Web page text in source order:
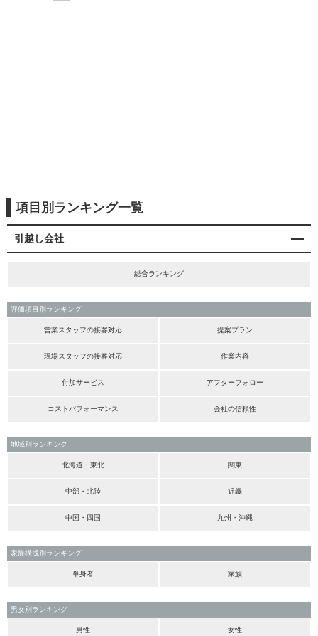
項目別ランキング一覧
引越し会社
総合ランキング
評価項目別ランキング
営業スタッフの接客対応 提案プラン
現場スタッフの接客対応 作業内容
付加サービス アフターフォロー
コストパフォーマンス 会社の信頼性
地域別ランキング
北海道・東北 関東
中部・北陸 近畿
中国・四国 九州・沖縄
家族構成別ランキング
単身者 家族
男女別ランキング
男性 女性